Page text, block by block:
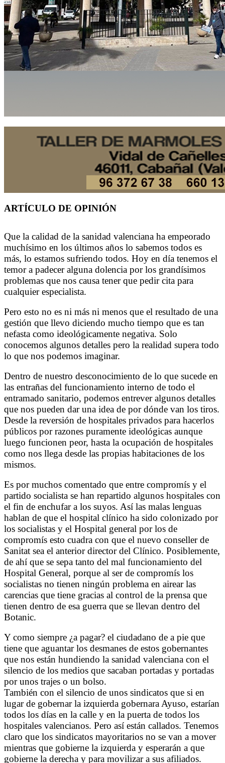
ARTÍCULO DE OPINIÓN
Que la calidad de la sanidad valenciana ha empeorado
muchísimo en los últimos años lo sabemos todos es
más, lo estamos sufriendo todos. Hoy en día tenemos el
temor a padecer alguna dolencia por los grandísimos
problemas que nos causa tener que pedir cita para
cualquier especialista.
Pero esto no es ni más ni menos que el resultado de una
gestión que llevo diciendo mucho tiempo que es tan
nefasta como ideológicamente negativa. Solo
conocemos algunos detalles pero la realidad supera todo
lo que nos podemos imaginar.
Dentro de nuestro desconocimiento de lo que sucede en
las entrañas del funcionamiento interno de todo el
entramado sanitario, podemos entrever algunos detalles
que nos pueden dar una idea de por dónde van los tiros.
Desde la reversión de hospitales privados para hacerlos
públicos por razones puramente ideológicas aunque
luego funcionen peor, hasta la ocupación de hospitales
como nos llega desde las propias habitaciones de los
mismos.
Es por muchos comentado que entre compromís y el
partido socialista se han repartido algunos hospitales con
el fin de enchufar a los suyos. Así las malas lenguas
hablan de que el hospital clínico ha sido colonizado por
los socialistas y el Hospital general por los de
compromís esto cuadra con que el nuevo conseller de
Sanitat sea el anterior director del Clínico. Posiblemente,
de ahí que se sepa tanto del mal funcionamiento del
Hospital General, porque al ser de compromís los
socialistas no tienen ningún problema en airear las
carencias que tiene gracias al control de la prensa que
tienen dentro de esa guerra que se llevan dentro del
Botanic.
Y como siempre ¿a pagar? el ciudadano de a pie que
tiene que aguantar los desmanes de estos gobernantes
que nos están hundiendo la sanidad valenciana con el
silencio de los medios que sacaban portadas y portadas
por unos trajes o un bolso.
También con el silencio de unos sindicatos que si en
lugar de gobernar la izquierda gobernara Ayuso, estarían
todos los días en la calle y en la puerta de todos los
hospitales valencianos. Pero así están callados. Tenemos
claro que los sindicatos mayoritarios no se van a mover
mientras que gobierne la izquierda y esperarán a que
gobierne la derecha y para movilizar a sus afiliados.